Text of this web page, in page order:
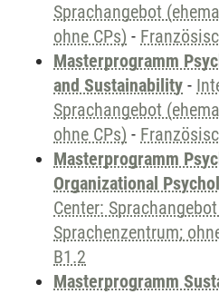
Sprachangebot
ohne CPs) -
Masterprogramm
and Sustainability -
Sprachangebot
ohne CPs) -
Masterprogramm
Organizational
Center:
Sprachenzentrum;
B1.2
Masterprogramm